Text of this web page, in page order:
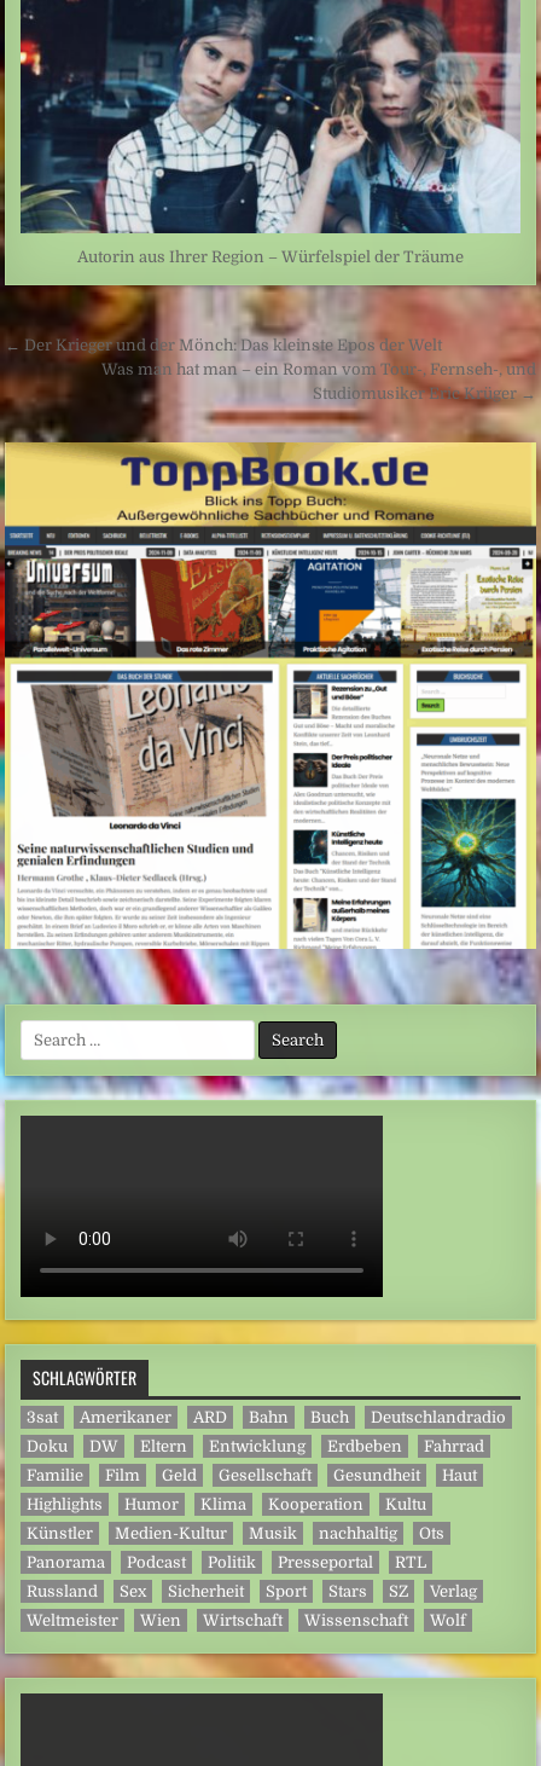
Autorin aus Ihrer Region – Würfelspiel der Träume
Beitragsnavigation
← Der Krieger und der Mönch: Das kleinste Epos der Welt
Was man hat man – ein Roman vom Tour-, Fernseh-, und
Studiomusiker Eric Krüger →
Search
for:
SCHLAGWÖRTER
3sat Amerikaner ARD Bahn Buch
Deutschlandradio
Doku
DW Eltern Entwicklung Erdbeben
Fahrrad
Familie
Film Geld Gesellschaft Gesundheit
Haut
Highlights
Humor Klima Kooperation
Kultu
Künstler
Medien-Kultur Musik nachhaltig
Ots
Panorama
Podcast Politik Presseportal
RTL
Russland
Sex Sicherheit Sport Stars SZ
Verlag
Weltmeister
Wien Wirtschaft Wissenschaft Wolf